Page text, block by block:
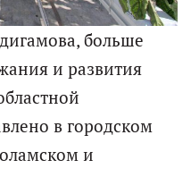
больше
и развития
в городском
и